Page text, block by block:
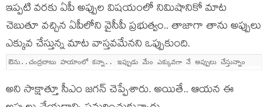
ఇప్ప‌టి వ‌ర‌కు ఏపీ అప్పుల విష‌యంలో నిమిషానికో మాట
చెబుతూ వ‌చ్చిన ఏపీలోని వైసీపీ ప్ర‌భుత్వం.. తాజాగా తాను అప్పులు
ఎక్కువ చేస్తున్న మాట వాస్త‌వ‌మేన‌ని ఒప్పుకుంది.
ఔను..చంద్ర‌బాబు హ‌యాంలో క‌న్నా.. ఇప్పుడు మేం ఎక్కువ‌గా నే అప్పులు చేస్తున్నాం
అని సాక్షాత్తూ సీఎం జ‌గ‌న్ చెప్పేశారు. అయితే.. ఆయ‌న ఈ